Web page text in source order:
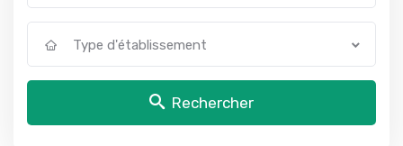
Type d'établissement
Rechercher